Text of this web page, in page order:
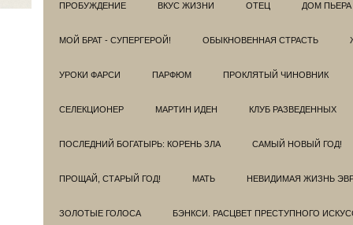
ПРОБУЖДЕНИЕ ВКУС ЖИЗНИ ОТЕЦ ДОМ ПЬЕРА
МОЙ БРАТ - СУПЕРГЕРОЙ! ОБЫКНОВЕННАЯ СТРАСТЬ
УРОКИ ФАРСИ ПАРФЮМ ПРОКЛЯТЫЙ ЧИНОВНИК
СЕЛЕКЦИОНЕР МАРТИН ИДЕН КЛУБ РАЗВЕДEННЫХ
ПОСЛЕДНИЙ БОГАТЫРЬ: КОРЕНЬ ЗЛА САМЫЙ НОВЫЙ ГОД!
ПРОЩАЙ, СТАРЫЙ ГОД! МАТЬ НЕВИДИМАЯ ЖИЗНЬ
ЗОЛОТЫЕ ГОЛОСА БЭНКСИ. РАСЦВЕТ ПРЕСТУПНОГО